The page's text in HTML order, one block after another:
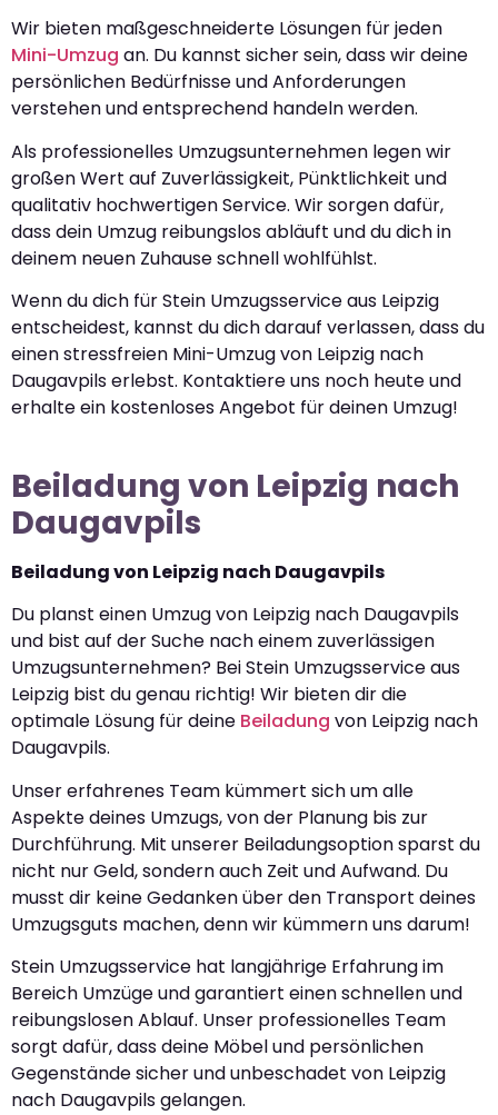
Wir bieten maßgeschneiderte Lösungen für jeden
Mini-Umzug an. Du kannst sicher sein, dass wir deine
persönlichen Bedürfnisse und Anforderungen
verstehen und entsprechend handeln werden.
Als professionelles Umzugsunternehmen legen wir
großen Wert auf Zuverlässigkeit, Pünktlichkeit und
qualitativ hochwertigen Service. Wir sorgen dafür,
dass dein Umzug reibungslos abläuft und du dich in
deinem neuen Zuhause schnell wohlfühlst.
Wenn du dich für Stein Umzugsservice aus Leipzig
entscheidest, kannst du dich darauf verlassen, dass du
einen stressfreien Mini-Umzug von Leipzig nach
Daugavpils erlebst. Kontaktiere uns noch heute und
erhalte ein kostenloses Angebot für deinen Umzug!
Beiladung von Leipzig nach
Daugavpils
Beiladung von Leipzig nach Daugavpils
Du planst einen Umzug von Leipzig nach Daugavpils
und bist auf der Suche nach einem zuverlässigen
Umzugsunternehmen? Bei Stein Umzugsservice aus
Leipzig bist du genau richtig! Wir bieten dir die
optimale Lösung für deine Beiladung von Leipzig nach
Daugavpils.
Unser erfahrenes Team kümmert sich um alle
Aspekte deines Umzugs, von der Planung bis zur
Durchführung. Mit unserer Beiladungsoption sparst du
nicht nur Geld, sondern auch Zeit und Aufwand. Du
musst dir keine Gedanken über den Transport deines
Umzugsguts machen, denn wir kümmern uns darum!
Stein Umzugsservice hat langjährige Erfahrung im
Bereich Umzüge und garantiert einen schnellen und
reibungslosen Ablauf. Unser professionelles Team
sorgt dafür, dass deine Möbel und persönlichen
Gegenstände sicher und unbeschadet von Leipzig
nach Daugavpils gelangen.